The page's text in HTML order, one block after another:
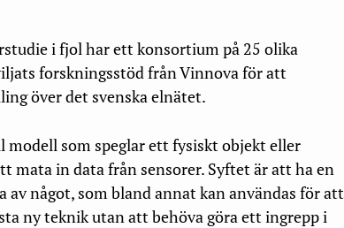
i fjol har ett konsortium på 25 olika
forskningsstöd från Vinnova för att
över det svenska elnätet.
som speglar ett fysiskt objekt eller
mata in data från sensorer. Syftet är att ha en
något, som bland annat kan användas för att
ny teknik utan att behöva göra ett ingrepp i